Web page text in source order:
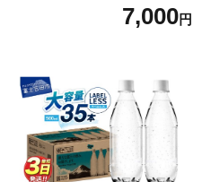
7,000円